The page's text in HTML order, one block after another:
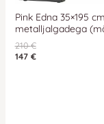
Pink Edna 35×195
metalljalgadega
210€
147 €